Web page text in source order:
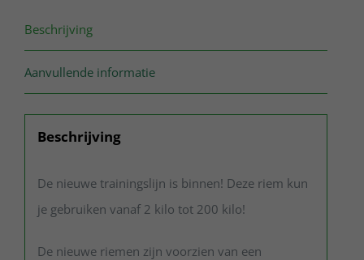
Beschrijving
Aanvullende informatie
Beschrijving
De nieuwe trainingslijn is binnen! Deze riem kun
je gebruiken vanaf 2 kilo tot 200 kilo!
De nieuwe riemen zijn voorzien van een